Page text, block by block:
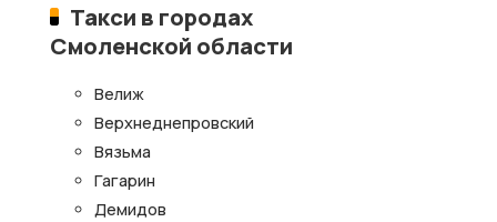
Такси в городах
Смоленской области
Велиж
Верхнеднепровский
Вязьма
Гагарин
Демидов